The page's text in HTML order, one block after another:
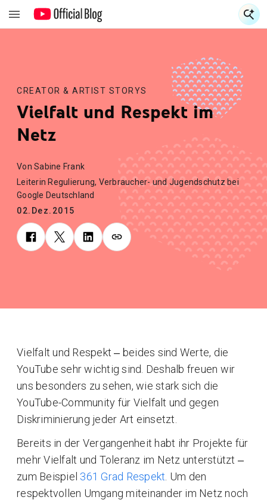
CREATOR & ARTIST STORYS
Vielfalt und Respekt im
Netz
Von Sabine Frank
Leiterin Regulierung, Verbraucher- und Jugendschutz bei
Google Deutschland
02.Dez.2015
Vielfalt und Respekt ‒ beides sind Werte, die
YouTube sehr wichtig sind. Deshalb freuen wir
uns besonders zu sehen, wie stark sich die
YouTube-Community für Vielfalt und gegen
Diskriminierung jeder Art einsetzt.
Bereits in der Vergangenheit habt ihr Projekte für
mehr Vielfalt und Toleranz im Netz unterstützt ‒
zum Beispiel 361 Grad Respekt . Um den
respektvollen Umgang miteinander im Netz noch